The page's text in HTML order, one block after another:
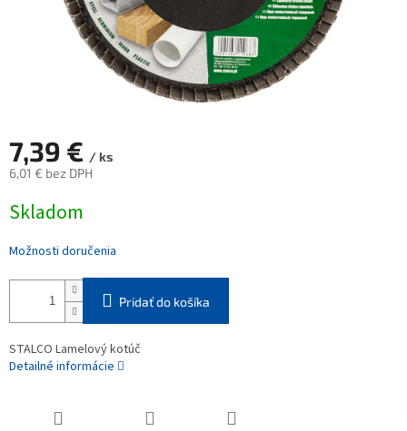
7,39 € / ks
6,01 € bez DPH
cena:
Skladom
Možnosti doručenia
Pridať do košíka
STALCO Lamelový kotúč
Detailné informácie